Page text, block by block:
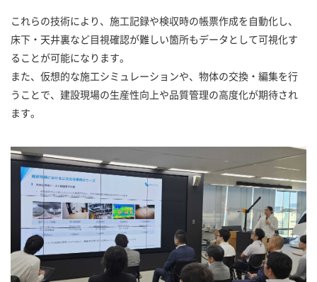
これらの技術により、施工記録や検収時の帳票作成を自動化し、
床下・天井裏など目視確認が難しい箇所もデータとして可視化す
ることが可能になります。
また、仮想的な施工シミュレーションや、物体の交換・編集を行
うことで、建設現場の生産性向上や品質管理の高度化が期待され
ます。